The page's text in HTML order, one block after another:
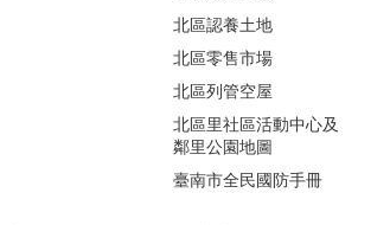
北區認養土地
北區零售市場
北區列管空屋
北區里社區活動中心及
鄰里公園地圖
臺南市全民國防手冊